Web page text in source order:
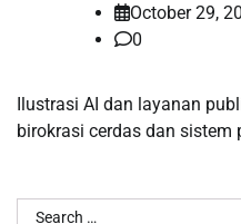
October 29,
0
Ilustrasi AI dan layanan
birokrasi cerdas dan sistem
Search